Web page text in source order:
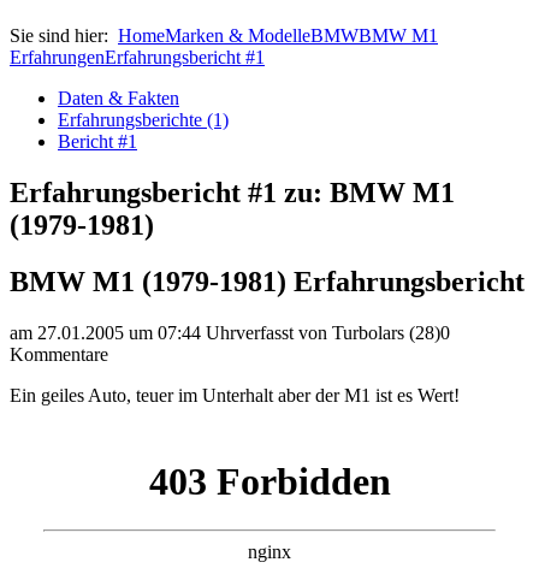
Sie sind hier: HomeMarken & ModelleBMWBMW M1
ErfahrungenErfahrungsbericht #1
Daten & Fakten
Erfahrungsberichte (1)
Bericht #1
Erfahrungsbericht #1 zu: BMW M1
(1979-1981)
BMW M1 (1979-1981) Erfahrungsbericht
am 27.01.2005 um 07:44 Uhrverfasst von Turbolars (28)0
Kommentare
Ein geiles Auto, teuer im Unterhalt aber der M1 ist es Wert!